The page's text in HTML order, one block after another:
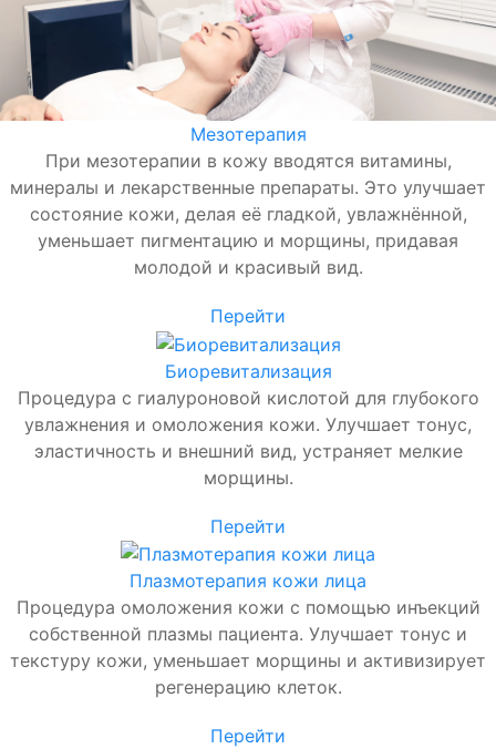
Мезотерапия
При мезотерапии в кожу вводятся витамины,
минералы и лекарственные препараты. Это улучшает
состояние кожи, делая её гладкой, увлажнённой,
уменьшает пигментацию и морщины, придавая
молодой и красивый вид.
Перейти
Биоревитализация
Процедура с гиалуроновой кислотой для глубокого
увлажнения и омоложения кожи. Улучшает тонус,
эластичность и внешний вид, устраняет мелкие
морщины.
Перейти
Плазмотерапия кожи лица
Процедура омоложения кожи с помощью инъекций
собственной плазмы пациента. Улучшает тонус и
текстуру кожи, уменьшает морщины и активизирует
регенерацию клеток.
Перейти